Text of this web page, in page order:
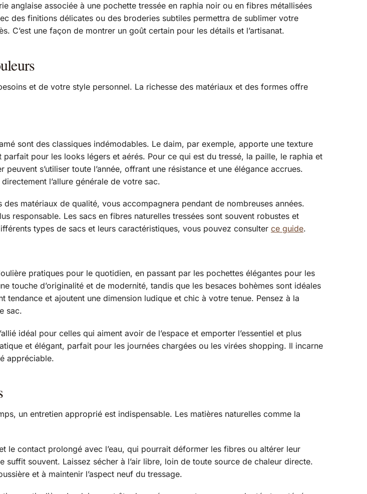
anglaise associée à une pochette tressée en raphia noir ou en fibres métallisées
des finitions délicates ou des broderies subtiles permettra de sublimer votre
C’est une façon de montrer un goût certain pour les détails et l’artisanat.
et de votre style personnel. La richesse des matériaux et des formes offre
sont des classiques indémodables. Le daim, par exemple, apporte une texture
pour les looks légers et aérés. Pour ce qui est du tressé, la paille, le raphia et
s’utiliser toute l’année, offrant une résistance et une élégance accrues.
l’allure générale de votre sac.
matériaux de qualité, vous accompagnera pendant de nombreuses années.
responsable. Les sacs en fibres naturelles tressées sont souvent robustes et
types de sacs et leurs caractéristiques, vous pouvez consulter ce guide.
pratiques pour le quotidien, en passant par les pochettes élégantes pour les
touche d’originalité et de modernité, tandis que les besaces bohèmes sont idéales
et ajoutent une dimension ludique et chic à votre tenue. Pensez à la
sac.
idéal pour celles qui aiment avoir de l’espace et emporter l’essentiel et plus
et élégant, parfait pour les journées chargées ou les virées shopping. Il incarne
appréciable.
un entretien approprié est indispensable. Les matières naturelles comme la
le contact prolongé avec l’eau, qui pourrait déformer les fibres ou altérer leur
souvent. Laissez sécher à l’air libre, loin de toute source de chaleur directe.
et à maintenir l’aspect neuf du tressage.